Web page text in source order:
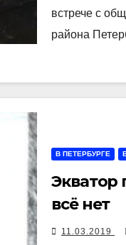
встрече с
района
В ПЕТЕРБУРГЕ
Экватор
всё нет
11.03.2019